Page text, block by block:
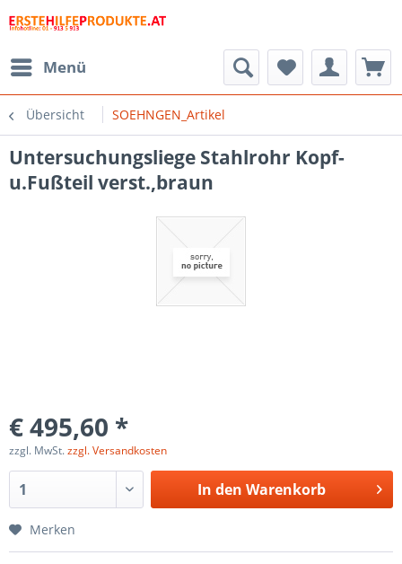
Menü
Übersicht SOEHNGEN_Artikel
Untersuchungsliege Stahlrohr Kopf-
u.Fußteil verst.,braun
€ 495,60 *
zzgl. MwSt.zzgl. Versandkosten
In den Warenkorb
Merken